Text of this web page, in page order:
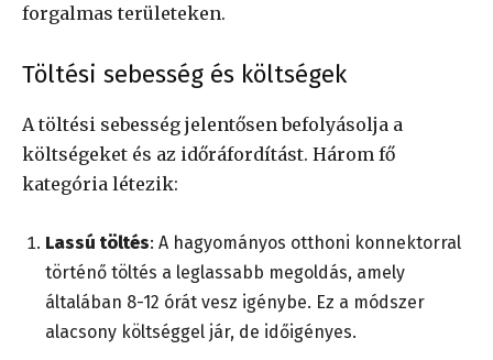
forgalmas területeken.
Töltési sebesség és költségek
A töltési sebesség jelentősen befolyásolja a
költségeket és az időráfordítást. Három fő
kategória létezik:
Lassú töltés: A hagyományos otthoni konnektorral
történő töltés a leglassabb megoldás, amely
általában 8-12 órát vesz igénybe. Ez a módszer
alacsony költséggel jár, de időigényes.